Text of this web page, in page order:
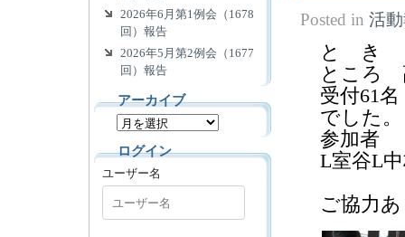
Posted in活
と き
ところ
受付61
でした。
参加者
L室谷L
ご協力
2026年6月第1例会（1678
回）報告
2026年5月第2例会（1677
回）報告
アーカイブ
ログイン
ユーザー名